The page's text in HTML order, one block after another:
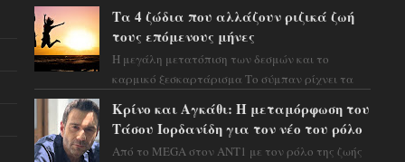
Τα 4 ζώδια που αλλάζουν ριζικά ζωή
τους επόμενους μήνες
Η μεγάλη μετατόπιση των δεσμών και το
καρμικό ξεσκαρτάρισμα Το σύμπαν ρίχνει τα
προειδοποιεί: οι σελην...
Κρίνο και Αγκάθι: Η μεταμόρφωση του
Τάσου Ιορδανίδη για τον νέο του ρόλο
Από το MEGA στον ΑΝΤ1 με τον ρόλο της ζωής